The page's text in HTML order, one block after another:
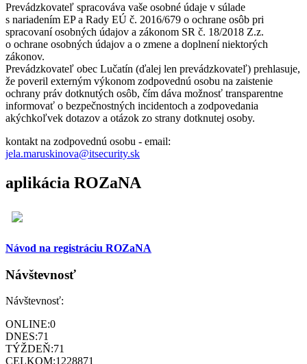
Prevádzkovateľ spracováva vaše osobné údaje v súlade
s nariadením EP a Rady EÚ č. 2016/679 o ochrane osôb pri
spracovaní osobných údajov a zákonom SR č. 18/2018 Z.z.
o ochrane osobných údajov a o zmene a doplnení niektorých
zákonov.
Prevádzkovateľ obec Lučatín (ďalej len prevádzkovateľ) prehlasuje,
že poveril externým výkonom zodpovednú osobu na zaistenie
ochrany práv dotknutých osôb, čím dáva možnosť transparentne
informovať o bezpečnostných incidentoch a zodpovedania
akýchkoľvek dotazov a otázok zo strany dotknutej osoby.
kontakt na zodpovednú osobu - email:
jela.maruskinova@itsecurity.sk
aplikácia ROZaNA
Návod na registráciu ROZaNA
Návštevnosť
Návštevnosť:
ONLINE:0
DNES:71
TÝŽDEŇ:71
CELKOM:1228871